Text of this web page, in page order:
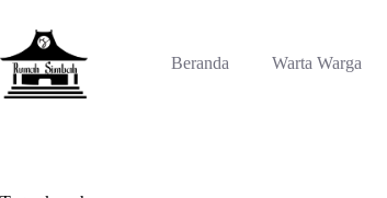
content
Beranda
Warta Warga